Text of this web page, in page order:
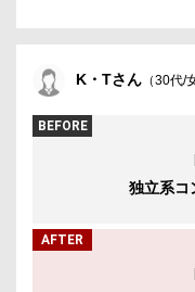
K・Tさん （30代/
BEFORE
独立系コ
AFTER